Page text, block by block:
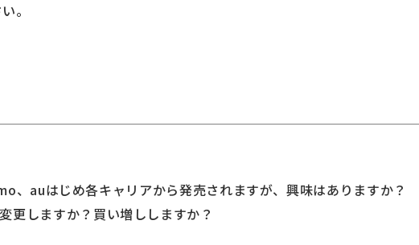
。
、auはじめ各キャリアから発売されますが、興味はありますか？
更しますか？買い増ししますか？